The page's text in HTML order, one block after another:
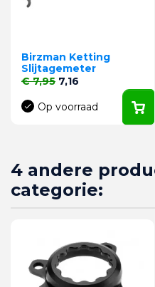
Birzman Ketting
Slijtagemeter
Normale prijs
€ 7,95 Prijs
7,16
Op voorraad
4 andere
categorie: